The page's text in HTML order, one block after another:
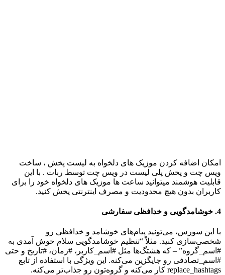
امکان اضافه کردن موزیک های دلخواه به لیست پخش ، ساخت
ویس چت و پخش پلی لیست در ویس چت توسط ربات . با این
قابلیت هوشمند میتوانید ساعت ها موزیک های دلخواه خود را برای
کاربران بدون هیچ محدودیت و مصرف اینترنتی پخش کنید.
4. خوشامدگویی و خدافظی سفارشی
با این سورس، می‌تونید پیام‌های خوشامد و خدافظی رو
شخصی‌سازی کنید. مثلاً “تنظیم خوشامدگویی سلام خوش آمدی به
#اسم_گروه” – که هشتگ‌ها مثل #اسم_کاربر، #زمان، #تاریخ و حتی
#اسم_تصادفی رو جایگزین می‌کنه. این ویژگی با استفاده از تابع
replace_hashtags کار می‌کنه و گروه‌تون رو جذاب‌تر می‌کنه.